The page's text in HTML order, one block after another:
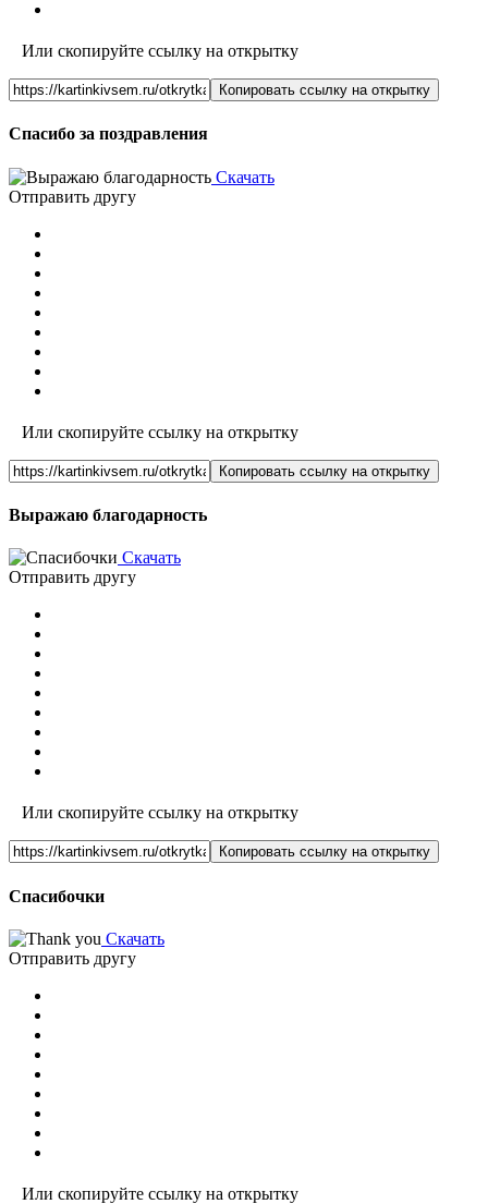
Или скопируйте ссылку на открытку
Копировать ссылку на открытку
Спасибо за поздравления
Скачать
Отправить другу
Или скопируйте ссылку на открытку
Копировать ссылку на открытку
Выражаю благодарность
Скачать
Отправить другу
Или скопируйте ссылку на открытку
Копировать ссылку на открытку
Спасибочки
Скачать
Отправить другу
Или скопируйте ссылку на открытку